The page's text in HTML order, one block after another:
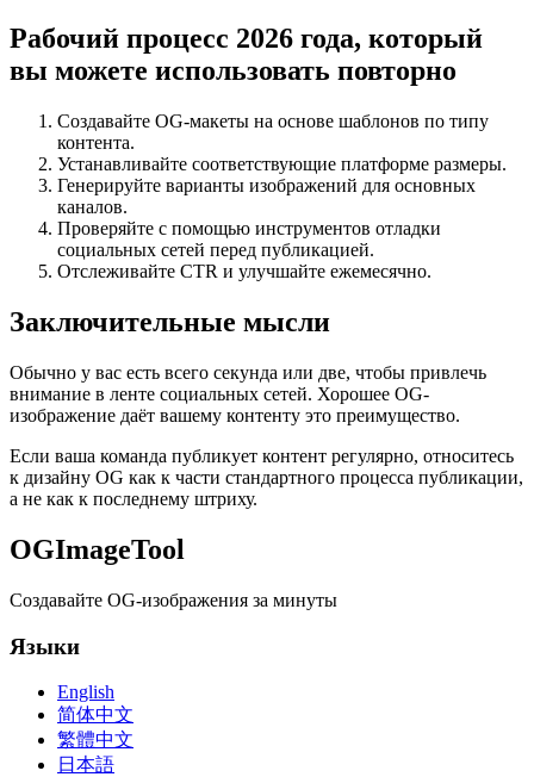
Рабочий процесс 2026 года, который
вы можете использовать повторно
Создавайте OG-макеты на основе шаблонов по типу
контента.
Устанавливайте соответствующие платформе размеры.
Генерируйте варианты изображений для основных
каналов.
Проверяйте с помощью инструментов отладки
социальных сетей перед публикацией.
Отслеживайте CTR и улучшайте ежемесячно.
Заключительные мысли
Обычно у вас есть всего секунда или две, чтобы привлечь
внимание в ленте социальных сетей. Хорошее OG-
изображение даёт вашему контенту это преимущество.
Если ваша команда публикует контент регулярно, относитесь
к дизайну OG как к части стандартного процесса публикации,
а не как к последнему штриху.
OGImageTool
Создавайте OG-изображения за минуты
Языки
English
简体中文
繁體中文
日本語